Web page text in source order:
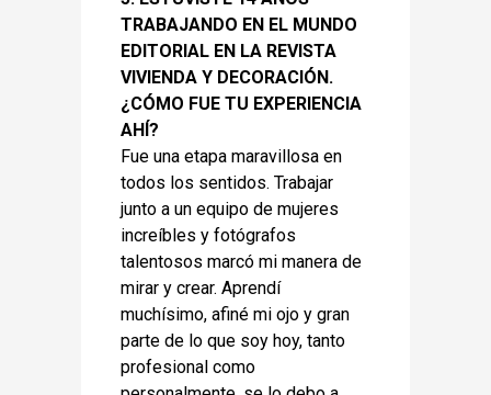
TRABAJANDO EN EL MUNDO
EDITORIAL EN LA REVISTA
VIVIENDA Y DECORACIÓN.
¿CÓMO FUE TU EXPERIENCIA
AHÍ?
Fue una etapa maravillosa en
todos los sentidos. Trabajar
junto a un equipo de mujeres
increíbles y fotógrafos
talentosos marcó mi manera de
mirar y crear. Aprendí
muchísimo, afiné mi ojo y gran
parte de lo que soy hoy, tanto
profesional como